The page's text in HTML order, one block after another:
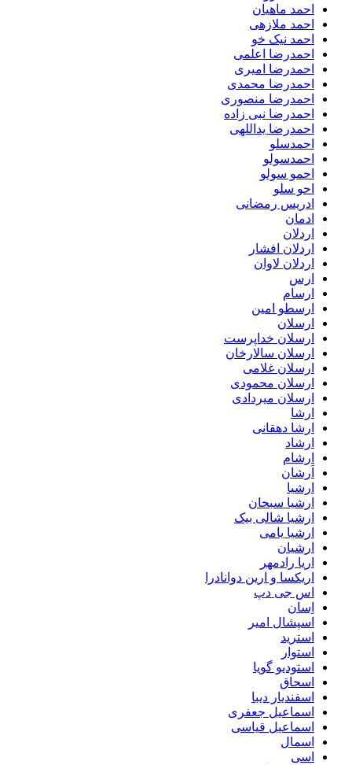
احمد ماهیان
احمد ملازهی
احمد نیک خو
احمدرضا اعلمی
احمدرضا امیری
احمدرضا محمدی
احمدرضا منصوری
احمدرضا نبی زاده
احمدرضا یداللهی
احمدسلو
احمدسولو
احمو سولو
احو سلو
ادریس رمضانی
ادمان
اردلان
اردلان افشار
اردلان لاوان
ارس
ارسام
ارسطو امین
ارسلان
ارسلان خداپرست
ارسلان سالارخان
ارسلان غلامی
ارسلان محمودی
ارسلان میردادی
ارشا
ارشا دهقانی
ارشاد
ارشام
اَرشان
ارشیا
ارشیا سبحان
ارشیا شالی بیک
ارشیا یامی
ارشیان
اریا رادمهر
اریکسا و ارین دوانادرا
اس جی دپ
اِسان
اسپشال امیر
استرید
استوار
استودیو گویا
اسحاق
اسفندیار دیبا
اسماعیل جعفری
اسماعیل قیاسی
اسمال
اسی